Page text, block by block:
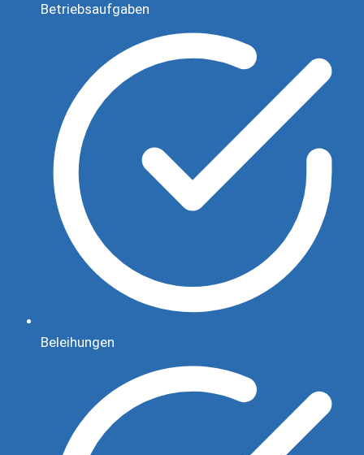
Betriebsaufgaben
Beleihungen